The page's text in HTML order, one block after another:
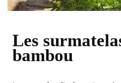
Les
bambou